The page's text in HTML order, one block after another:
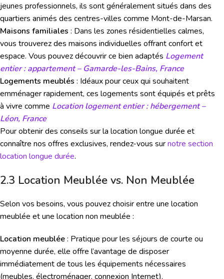
jeunes professionnels, ils sont généralement situés dans des
quartiers animés des centres-villes comme Mont-de-Marsan.
Maisons familiales : Dans les zones résidentielles calmes,
vous trouverez des maisons individuelles offrant confort et
espace. Vous pouvez découvrir ce bien adaptés Logement
entier : appartement – Gamarde-les-Bains, France
Logements meublés : Idéaux pour ceux qui souhaitent
emménager rapidement, ces logements sont équipés et prêts
à vivre comme Location logement entier : hébergement –
Léon, France
Pour obtenir des conseils sur la location longue durée et
connaître nos offres exclusives, rendez-vous surnotre section
location longue durée.
2.3 Location Meublée vs. Non Meublée
Selon vos besoins, vous pouvez choisir entre une location
meublée et une location non meublée :
Location meublée: Pratique pour les séjours de courte ou
moyenne durée, elle offre l’avantage de disposer
immédiatement de tous les équipements nécessaires
(meubles, électroménager, connexion Internet).